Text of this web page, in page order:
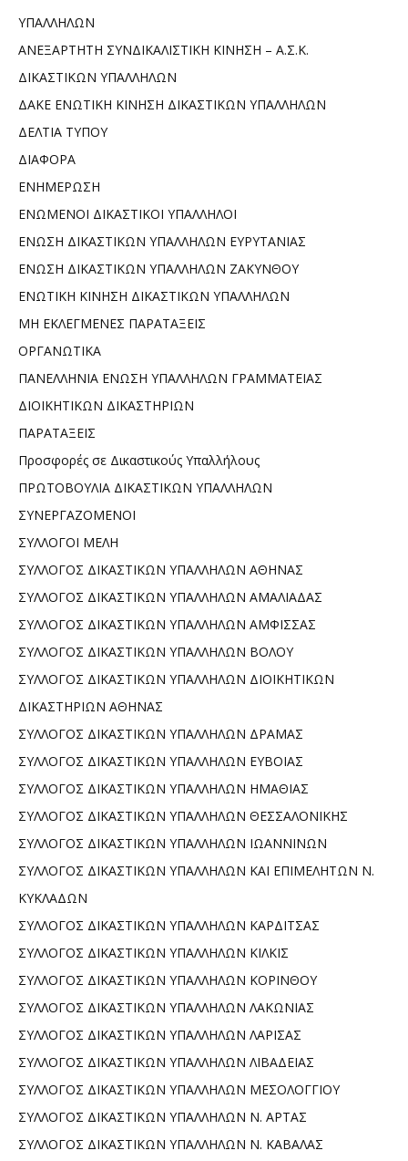
ΥΠΑΛΛΗΛΩΝ
ΑΝΕΞΑΡΤΗΤΗ ΣΥΝΔΙΚΑΛΙΣΤΙΚΗ ΚΙΝΗΣΗ – Α.Σ.Κ.
ΔΙΚΑΣΤΙΚΩΝ ΥΠΑΛΛΗΛΩΝ
ΔΑΚΕ ΕΝΩΤΙΚΗ ΚΙΝΗΣΗ ΔΙΚΑΣΤΙΚΩΝ ΥΠΑΛΛΗΛΩΝ
ΔΕΛΤΙΑ ΤΥΠΟΥ
ΔΙΑΦΟΡΑ
ΕΝΗΜΕΡΩΣΗ
ΕΝΩΜΕΝΟΙ ΔΙΚΑΣΤΙΚΟΙ ΥΠΑΛΛΗΛΟΙ
ΕΝΩΣΗ ΔΙΚΑΣΤΙΚΩΝ ΥΠΑΛΛΗΛΩΝ ΕΥΡΥΤΑΝΙΑΣ
ΕΝΩΣΗ ΔΙΚΑΣΤΙΚΩΝ ΥΠΑΛΛΗΛΩΝ ΖΑΚΥΝΘΟΥ
ΕΝΩΤΙΚΗ ΚΙΝΗΣΗ ΔΙΚΑΣΤΙΚΩΝ ΥΠΑΛΛΗΛΩΝ
ΜΗ ΕΚΛΕΓΜΕΝΕΣ ΠΑΡΑΤΑΞΕΙΣ
ΟΡΓΑΝΩΤΙΚΑ
ΠΑΝΕΛΛΗΝΙΑ ΕΝΩΣΗ ΥΠΑΛΛΗΛΩΝ ΓΡΑΜΜΑΤΕΙΑΣ
ΔΙΟΙΚΗΤΙΚΩΝ ΔΙΚΑΣΤΗΡΙΩΝ
ΠΑΡΑΤΑΞΕΙΣ
Προσφορές σε Δικαστικούς Υπαλλήλους
ΠΡΩΤΟΒΟΥΛΙΑ ΔΙΚΑΣΤΙΚΩΝ ΥΠΑΛΛΗΛΩΝ
ΣΥΝΕΡΓΑΖΟΜΕΝΟΙ
ΣΥΛΛΟΓΟΙ ΜΕΛΗ
ΣΥΛΛΟΓΟΣ ΔΙΚΑΣΤΙΚΩΝ ΥΠΑΛΛΗΛΩΝ ΑΘΗΝΑΣ
ΣΥΛΛΟΓΟΣ ΔΙΚΑΣΤΙΚΩΝ ΥΠΑΛΛΗΛΩΝ ΑΜΑΛΙΑΔΑΣ
ΣΥΛΛΟΓΟΣ ΔΙΚΑΣΤΙΚΩΝ ΥΠΑΛΛΗΛΩΝ ΑΜΦΙΣΣΑΣ
ΣΥΛΛΟΓΟΣ ΔΙΚΑΣΤΙΚΩΝ ΥΠΑΛΛΗΛΩΝ ΒΟΛΟΥ
ΣΥΛΛΟΓΟΣ ΔΙΚΑΣΤΙΚΩΝ ΥΠΑΛΛΗΛΩΝ ΔΙΟΙΚΗΤΙΚΩΝ
ΔΙΚΑΣΤΗΡΙΩΝ ΑΘΗΝΑΣ
ΣΥΛΛΟΓΟΣ ΔΙΚΑΣΤΙΚΩΝ ΥΠΑΛΛΗΛΩΝ ΔΡΑΜΑΣ
ΣΥΛΛΟΓΟΣ ΔΙΚΑΣΤΙΚΩΝ ΥΠΑΛΛΗΛΩΝ ΕΥΒΟΙΑΣ
ΣΥΛΛΟΓΟΣ ΔΙΚΑΣΤΙΚΩΝ ΥΠΑΛΛΗΛΩΝ ΗΜΑΘΙΑΣ
ΣΥΛΛΟΓΟΣ ΔΙΚΑΣΤΙΚΩΝ ΥΠΑΛΛΗΛΩΝ ΘΕΣΣΑΛΟΝΙΚΗΣ
ΣΥΛΛΟΓΟΣ ΔΙΚΑΣΤΙΚΩΝ ΥΠΑΛΛΗΛΩΝ ΙΩΑΝΝΙΝΩΝ
ΣΥΛΛΟΓΟΣ ΔΙΚΑΣΤΙΚΩΝ ΥΠΑΛΛΗΛΩΝ ΚΑΙ ΕΠΙΜΕΛΗΤΩΝ Ν.
ΚΥΚΛΑΔΩΝ
ΣΥΛΛΟΓΟΣ ΔΙΚΑΣΤΙΚΩΝ ΥΠΑΛΛΗΛΩΝ ΚΑΡΔΙΤΣΑΣ
ΣΥΛΛΟΓΟΣ ΔΙΚΑΣΤΙΚΩΝ ΥΠΑΛΛΗΛΩΝ ΚΙΛΚΙΣ
ΣΥΛΛΟΓΟΣ ΔΙΚΑΣΤΙΚΩΝ ΥΠΑΛΛΗΛΩΝ ΚΟΡΙΝΘΟΥ
ΣΥΛΛΟΓΟΣ ΔΙΚΑΣΤΙΚΩΝ ΥΠΑΛΛΗΛΩΝ ΛΑΚΩΝΙΑΣ
ΣΥΛΛΟΓΟΣ ΔΙΚΑΣΤΙΚΩΝ ΥΠΑΛΛΗΛΩΝ ΛΑΡΙΣΑΣ
ΣΥΛΛΟΓΟΣ ΔΙΚΑΣΤΙΚΩΝ ΥΠΑΛΛΗΛΩΝ ΛΙΒΑΔΕΙΑΣ
ΣΥΛΛΟΓΟΣ ΔΙΚΑΣΤΙΚΩΝ ΥΠΑΛΛΗΛΩΝ ΜΕΣΟΛΟΓΓΙΟΥ
ΣΥΛΛΟΓΟΣ ΔΙΚΑΣΤΙΚΩΝ ΥΠΑΛΛΗΛΩΝ Ν. ΑΡΤΑΣ
ΣΥΛΛΟΓΟΣ ΔΙΚΑΣΤΙΚΩΝ ΥΠΑΛΛΗΛΩΝ Ν. ΚΑΒΑΛΑΣ